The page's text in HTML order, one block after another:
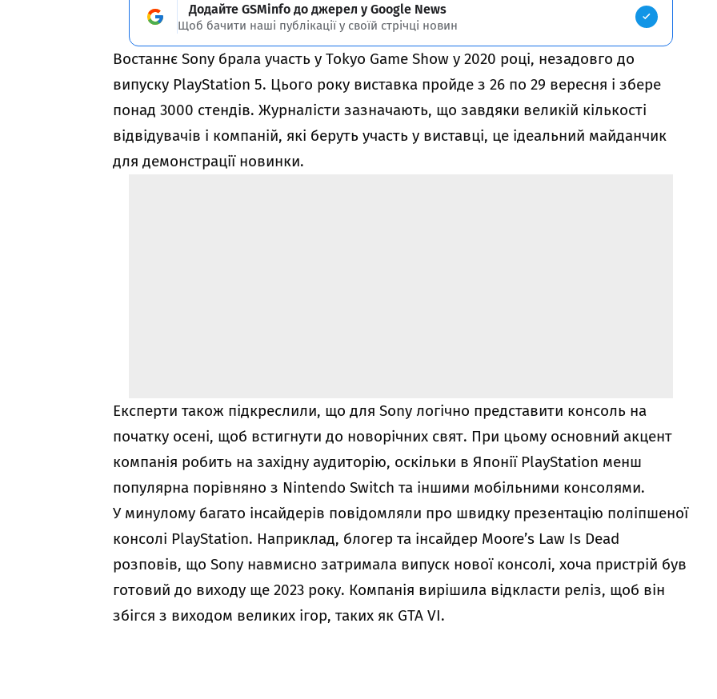
Додайте GSMinfo до джерел у Google News
Щоб бачити наші публікації у своїй стрічці новин
Востаннє Sony брала участь у Tokyo Game Show у 2020 році, незадовго до
випуску PlayStation 5. Цього року виставка пройде з 26 по 29 вересня і збере
понад 3000 стендів. Журналісти зазначають, що завдяки великій кількості
відвідувачів і компаній, які беруть участь у виставці, це ідеальний майданчик
для демонстрації новинки.
Експерти також підкреслили, що для Sony логічно представити консоль на
початку осені, щоб встигнути до новорічних свят. При цьому основний акцент
компанія робить на західну аудиторію, оскільки в Японії PlayStation менш
популярна порівняно з Nintendo Switch та іншими мобільними консолями.
У минулому багато інсайдерів повідомляли про швидку презентацію поліпшеної
консолі PlayStation. Наприклад, блогер та інсайдер Moore’s Law Is Dead
розповів, що Sony навмисно затримала випуск нової консолі, хоча пристрій був
готовий до виходу ще 2023 року. Компанія вирішила відкласти реліз, щоб він
збігся з виходом великих ігор, таких як GTA VI.